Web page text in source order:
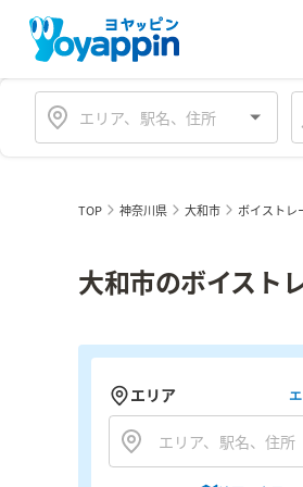
TOP 神奈川県 大和市 ボイストレ
大和市のボイスト
エリア